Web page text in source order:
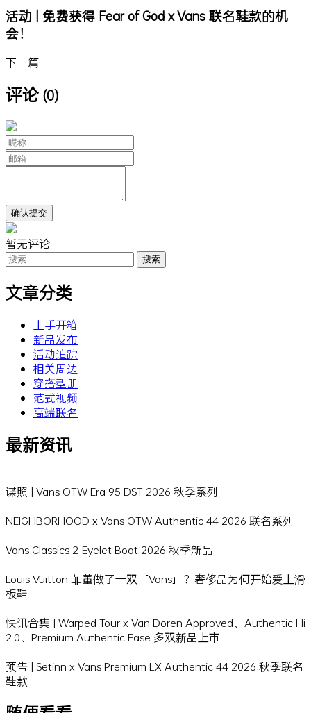
活动 | 免费获得 Fear of God x Vans 联名鞋款的机
会！
下一篇
评论 (0)
暂无评论
搜
索：
文章分类
上手开箱
新品发布
活动追踪
相关周边
穿搭型册
范式视频
高端联名
最新资讯
谍照 | Vans OTW Era 95 DST 2026 秋季系列
NEIGHBORHOOD x Vans OTW Authentic 44 2026 联名系列
Vans Classics 2-Eyelet Boat 2026 秋季新品
Louis Vuitton 菲董做了一双「Vans」？奢侈品为何开始爱上滑
板鞋
快讯合集 | Warped Tour x Van Doren Approved、Authentic Hi
2.0、Premium Authentic Ease 多双新品上市
预告 | Setinn x Vans Premium LX Authentic 44 2026 秋季联名
鞋款